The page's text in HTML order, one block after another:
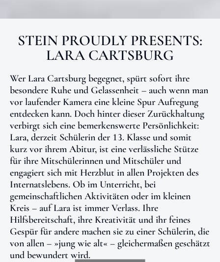
STEIN PROUDLY PRESENTS:
LARA CARTSBURG
Wer Lara Cartsburg begegnet, spürt sofort ihre
besondere Ruhe und Gelassenheit – auch wenn man
vor laufender Kamera eine kleine Spur Aufregung
entdecken kann. Doch hinter dieser Zurückhaltung
verbirgt sich eine bemerkenswerte Persönlichkeit:
Lara, derzeit Schülerin der 13. Klasse und somit
kurz vor ihrem Abitur, ist eine verlässliche Stütze
für ihre Mitschülerinnen und Mitschüler und
engagiert sich mit Herzblut in allen Projekten des
Internatslebens. Ob im Unterricht, bei
gemeinschaftlichen Aktivitäten oder im kleinen
Kreis – auf Lara ist immer Verlass. Ihre
Hilfsbereitschaft, ihre Kreativität und ihr feines
Gespür für andere machen sie zu einer Schülerin, die
von allen – »jung wie alt« – gleichermaßen geschätzt
und bewundert wird.